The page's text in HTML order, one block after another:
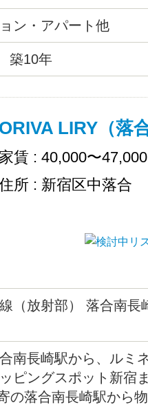
コニー、室内干フッ
ンあり。
ン・アパート他
築10年
ORIVA LIRY（落
家賃 : 40,000〜
所 : 新宿区中落合
（放射部） 落合南
南長崎駅から、ルミ
ピングスポット新宿
の落合南長崎駅から